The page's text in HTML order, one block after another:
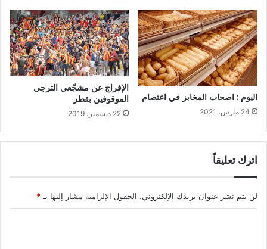
اليوم : اصحاب المخابز في اعتصام
24 مارس، 2021
الإفراج عن مشجّعي الترجي
الموقوفين بقطر
22 ديسمبر، 2019
اترك تعليقاً
لن يتم نشر عنوان بريدك الإلكتروني. الحقول الإلزامية مشار إليها بـ*